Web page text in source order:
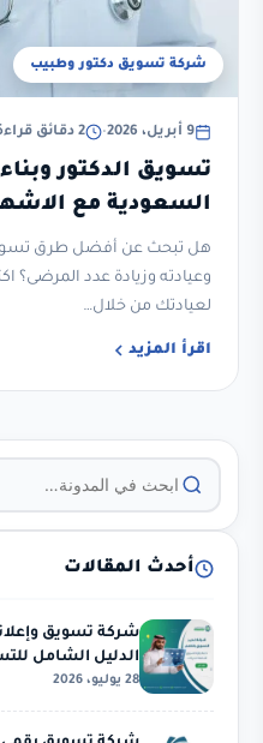
شركة تسويق دكتور وطبيب
9 أبريل، 2026 • 2 دقائق قراءة
تسويق الدكتور
السعودية مع
هل تبحث عن أفضل طرق
وعيادته وزيادة عدد المرضى؟
لعيادتك من خلال…
اقرأ المزيد
أحدث المقالات
شركة تسويق
الدليل الشامل
28 يوليو، 2026